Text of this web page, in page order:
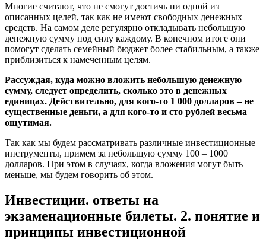
Многие считают, что не смогут достичь ни одной из
описанных целей, так как не имеют свободных денежных
средств. На самом деле регулярно откладывать небольшую
денежную сумму под силу каждому. В конечном итоге они
помогут сделать семейный бюджет более стабильным, а также
приблизиться к намеченным целям.
Рассуждая, куда можно вложить небольшую денежную
сумму, следует определить, сколько это в денежных
единицах. Действительно, для кого-то 1 000 долларов – не
существенные деньги, а для кого-то и сто рублей весьма
ощутимая.
Так как мы будем рассматривать различные инвестиционные
инструменты, примем за небольшую сумму 100 – 1000
долларов. При этом в случаях, когда вложения могут быть
меньше, мы будем говорить об этом.
Инвестиции. ответы на
экзаменационные билеты. 2. понятие и
принципы инвестиционной